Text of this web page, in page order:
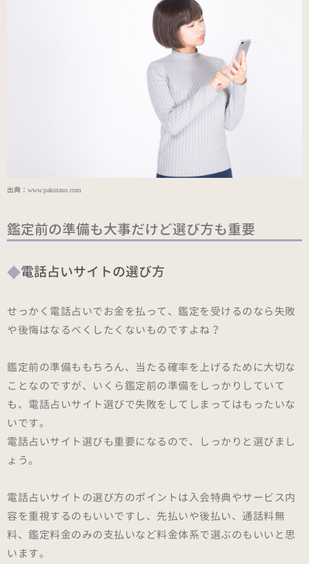
出典： www.pakutaso.com
鑑定前の準備も大事だけど選び方も重要
電話占いサイトの選び方
せっかく電話占いでお金を払って、鑑定を受けるのなら失敗
や後悔はなるべくしたくないものですよね？
鑑定前の準備ももちろん、当たる確率を上げるために大切な
ことなのですが、いくら鑑定前の準備をしっかりしていて
も、電話占いサイト選びで失敗をしてしまってはもったいな
いです。
電話占いサイト選びも重要になるので、しっかりと選びまし
ょう。
電話占いサイトの選び方のポイントは入会特典やサービス内
容を重視するのもいいですし、先払いや後払い、通話料無
料、鑑定料金のみの支払いなど料金体系で選ぶのもいいと思
います。